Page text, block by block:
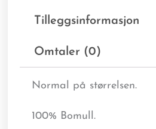
Tilleggsinformasjon
Omtaler (0)
Normal på størrelsen.
100% Bomull.